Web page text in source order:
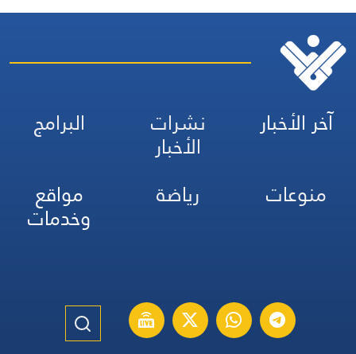
آخر الأخبار نشرات
الأخبار
البرامج
منوعات
رياضة مواقع
وخدمات